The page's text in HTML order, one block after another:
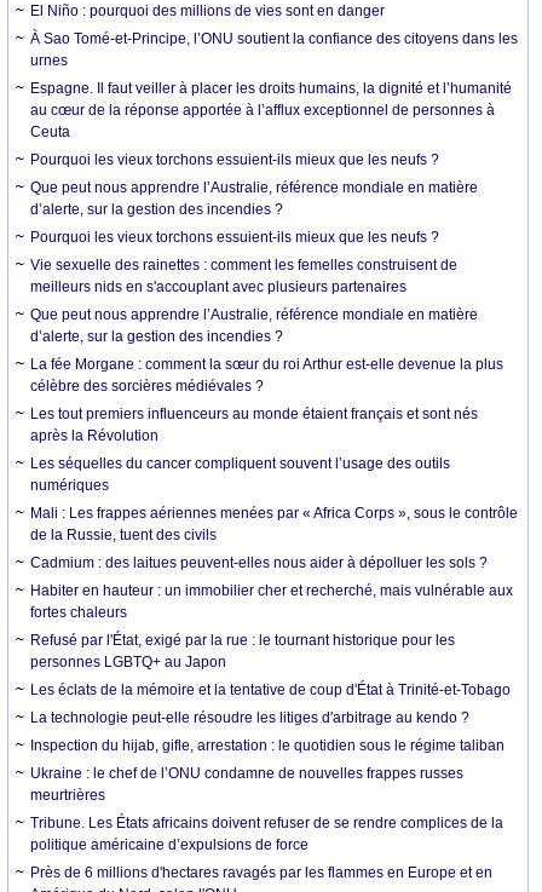
El Niño : pourquoi des millions de vies sont en danger
À Sao Tomé-et-Principe, l’ONU soutient la confiance des citoyens dans les
urnes
Espagne. Il faut veiller à placer les droits humains, la dignité et l’humanité
au cœur de la réponse apportée à l’afflux exceptionnel de personnes à
Ceuta
Pourquoi les vieux torchons essuient-ils mieux que les neufs ?
Que peut nous apprendre l’Australie, référence mondiale en matière
d’alerte, sur la gestion des incendies ?
Pourquoi les vieux torchons essuient-ils mieux que les neufs ?
Vie sexuelle des rainettes : comment les femelles construisent de
meilleurs nids en s'accouplant avec plusieurs partenaires
Que peut nous apprendre l’Australie, référence mondiale en matière
d’alerte, sur la gestion des incendies ?
La fée Morgane : comment la sœur du roi Arthur est-elle devenue la plus
célèbre des sorcières médiévales ?
Les tout premiers influenceurs au monde étaient français et sont nés
après la Révolution
Les séquelles du cancer compliquent souvent l’usage des outils
numériques
Mali : Les frappes aériennes menées par « Africa Corps », sous le contrôle
de la Russie, tuent des civils
Cadmium : des laitues peuvent-elles nous aider à dépolluer les sols ?
Habiter en hauteur : un immobilier cher et recherché, mais vulnérable aux
fortes chaleurs
Refusé par l'État, exigé par la rue : le tournant historique pour les
personnes LGBTQ+ au Japon
Les éclats de la mémoire et la tentative de coup d'État à Trinité-et-Tobago
La technologie peut-elle résoudre les litiges d'arbitrage au kendo ?
Inspection du hijab, gifle, arrestation : le quotidien sous le régime taliban
Ukraine : le chef de l’ONU condamne de nouvelles frappes russes
meurtrières
Tribune. Les États africains doivent refuser de se rendre complices de la
politique américaine d’expulsions de force
Près de 6 millions d'hectares ravagés par les flammes en Europe et en